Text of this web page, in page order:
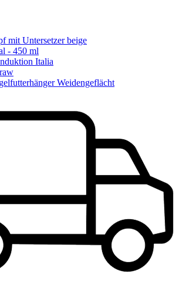
mit Untersetzer beige
- 450 ml
Italia
Weidengeflächt